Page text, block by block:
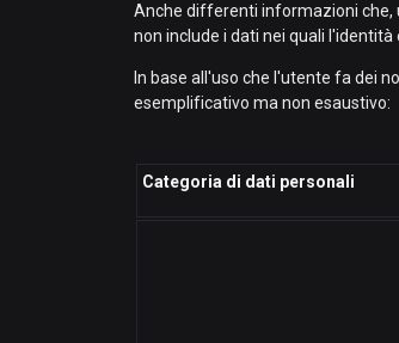
Anche differenti informazioni che,
non include i dati nei quali
In base all'uso che l'utente fa dei
esemplificativo ma non esaustivo:
Categoria di dati personali